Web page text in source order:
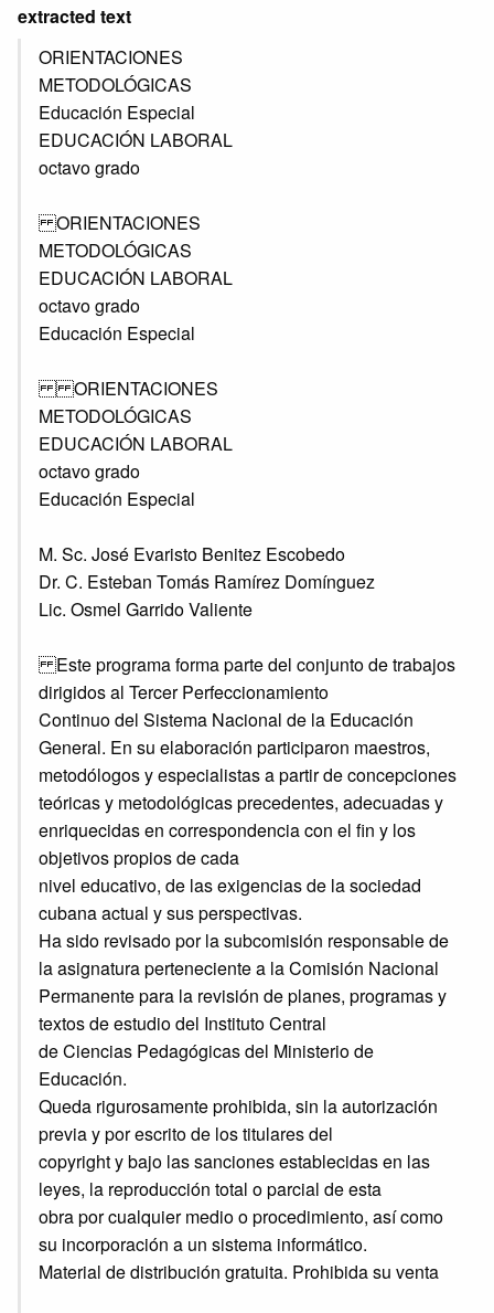
extracted text
ORIENTACIONES
METODOLÓGICAS
Educación Especial
EDUCACIÓN LABORAL
octavo grado
ORIENTACIONES
METODOLÓGICAS
EDUCACIÓN LABORAL
octavo grado
Educación Especial
ORIENTACIONES
METODOLÓGICAS
EDUCACIÓN LABORAL
octavo grado
Educación Especial
M. Sc. José Evaristo Benitez Escobedo
Dr. C. Esteban Tomás Ramírez Domínguez
Lic. Osmel Garrido Valiente
Este programa forma parte del conjunto de trabajos
dirigidos al Tercer Perfeccionamiento
Continuo del Sistema Nacional de la Educación
General. En su elaboración participaron maestros,
metodólogos y especialistas a partir de concepciones
teóricas y metodológicas precedentes, adecuadas y
enriquecidas en correspondencia con el fin y los
objetivos propios de cada
nivel educativo, de las exigencias de la sociedad
cubana actual y sus perspectivas.
Ha sido revisado por la subcomisión responsable de
la asignatura perteneciente a la Comisión Nacional
Permanente para la revisión de planes, programas y
textos de estudio del Instituto Central
de Ciencias Pedagógicas del Ministerio de
Educación.
Queda rigurosamente prohibida, sin la autorización
previa y por escrito de los titulares del
copyright y bajo las sanciones establecidas en las
leyes, la reproducción total o parcial de esta
obra por cualquier medio o procedimiento, así como
su incorporación a un sistema informático.
Material de distribución gratuita. Prohibida su venta